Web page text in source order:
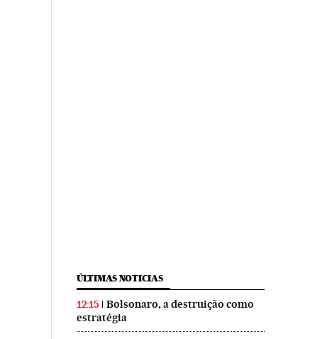
ÚLTIMAS NOTICIAS
12:15
Bolsonaro, a destruição como
estratégia